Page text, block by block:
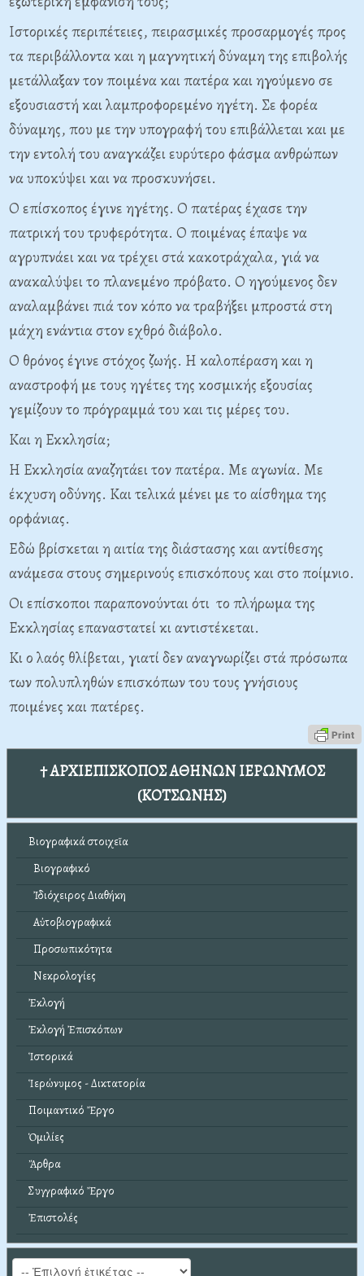
Ιστορικές περιπέτειες, πειρασμικές προσαρμογές προς
τα περιβάλλοντα και η μαγνητική δύναμη της επιβολής
μετάλλαξαν τον ποιμένα και πατέρα και ηγούμενο σε
εξουσιαστή και λαμπροφορεμένο ηγέτη. Σε φορέα
δύναμης, που με την υπογραφή του επιβάλλεται και με
την εντολή του αναγκάζει ευρύτερο φάσμα ανθρώπων
να υποκύψει και να προσκυνήσει.
Ο επίσκοπος έγινε ηγέτης. Ο πατέρας έχασε την
πατρική του τρυφερότητα. Ο ποιμένας έπαψε να
αγρυπνάει και να τρέχει στά κακοτράχαλα, γιά να
ανακαλύψει το πλανεμένο πρόβατο. Ο ηγούμενος δεν
αναλαμβάνει πιά τον κόπο να τραβήξει μπροστά στη
μάχη ενάντια στον εχθρό διάβολο.
Ο θρόνος έγινε στόχος ζωής. Η καλοπέραση και η
αναστροφή με τους ηγέτες της κοσμικής εξουσίας
γεμίζουν το πρόγραμμά του και τις μέρες του.
Και η Εκκλησία;
Η Εκκλησία αναζητάει τον πατέρα. Με αγωνία. Με
έκχυση οδύνης. Και τελικά μένει με το αίσθημα της
ορφάνιας.
Εδώ βρίσκεται η αιτία της διάστασης και αντίθεσης
ανάμεσα στους σημερινούς επισκόπους και στο ποίμνιο.
Οι επίσκοποι παραπονούνται ότι το πλήρωμα της
Εκκλησίας επαναστατεί κι αντιστέκεται.
Κι ο λαός θλίβεται, γιατί δεν αναγνωρίζει στά πρόσωπα
των πολυπληθών επισκόπων του τους γνήσιους
ποιμένες και πατέρες.
† ΑΡΧΙΕΠΙΣΚΟΠΟΣ ΑΘΗΝΩΝ ΙΕΡΩΝΥΜΟΣ
(ΚΟΤΣΩΝΗΣ)
Βιογραφικά στοιχεῖα
Βιογραφικό
Ἰδιόχειρος Διαθήκη
Αὐτοβιογραφικά
Προσωπικότητα
Νεκρολογίες
Ἐκλογή
Ἐκλογή Ἐπισκόπων
Ἱστορικά
Ἱερώνυμος - Δικτατορία
Ποιμαντικό Ἔργο
Ὁμιλίες
Ἄρθρα
Συγγραφικό Ἔργο
Ἐπιστολές